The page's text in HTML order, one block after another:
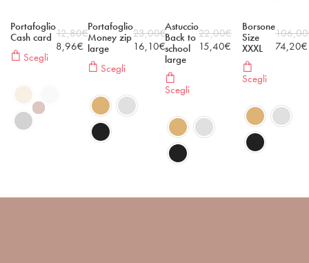
Portafoglio
Cash card
Scegli
12,80€
8,96€
Portafoglio
Money zip
large
Scegli
23,00€
16,10€
Astuccio
Back to
school
large
Scegli
22,00€
15,40€
Borsone
Size
XXXL
Scegli
106,00
74,20€